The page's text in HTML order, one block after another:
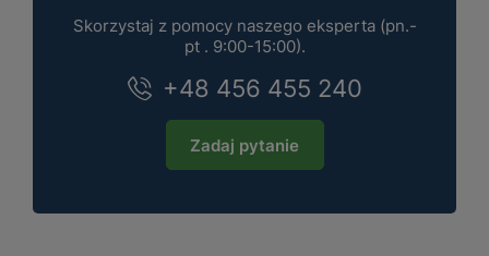
Skorzystaj z pomocy naszego eksperta (pn.-
pt . 9:00-15:00).
+48 456 455 240
Zadaj pytanie